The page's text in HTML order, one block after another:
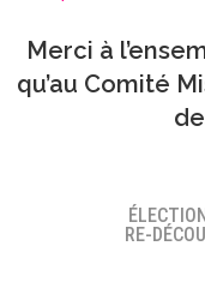
Merci à
qu’au Comité
RE-